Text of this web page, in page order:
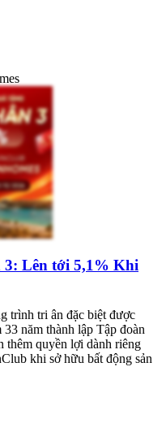
Lên tới 5,1% Khi
trình tri ân đặc biệt được
năm thành lập Tập đoàn
thêm quyền lợi dành riêng
khi sở hữu bất động sản